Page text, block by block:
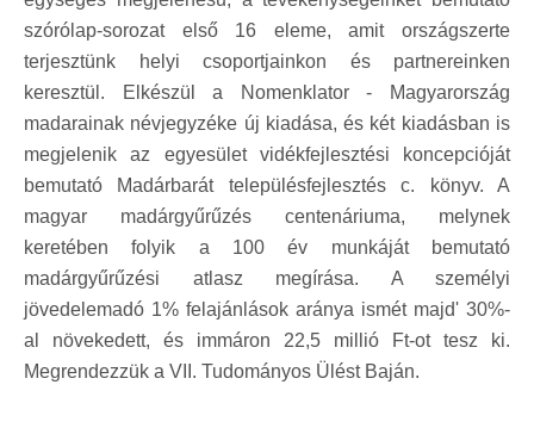
szórólap-sorozat első 16 eleme, amit országszerte
terjesztünk helyi csoportjainkon és partnereinken
keresztül. Elkészül a Nomenklator - Magyarország
madarainak névjegyzéke új kiadása, és két kiadásban is
megjelenik az egyesület vidékfejlesztési koncepcióját
bemutató Madárbarát településfejlesztés c. könyv. A
magyar madárgyűrűzés centenáriuma, melynek
keretében folyik a 100 év munkáját bemutató
madárgyűrűzési atlasz megírása. A személyi
jövedelemadó 1% felajánlások aránya ismét majd' 30%-
al növekedett, és immáron 22,5 millió Ft-ot tesz ki.
Megrendezzük a VII. Tudományos Ülést Baján.